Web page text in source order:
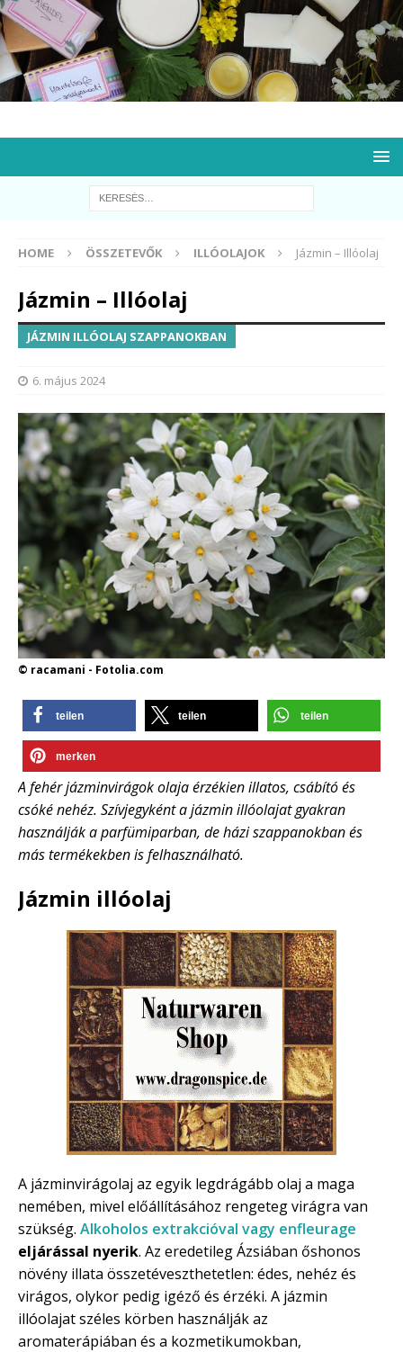
HOME ÖSSZETEVŐK ILLÓOLAJOK Jázmin – Illóolaj
Jázmin – Illóolaj
JÁZMIN ILLÓOLAJ SZAPPANOKBAN
6. május 2024
© racamani - Fotolia.com
teilen teilen teilen
merken
A fehér jázminvirágok olaja érzékien illatos, csábító és
csóké nehéz. Szívjegyként a jázmin illóolajat gyakran
használják a parfümiparban, de házi szappanokban és
más termékekben is felhasználható.
Jázmin illóolaj
A jázminvirágolaj az egyik legdrágább olaj a maga
nemében, mivel előállításához rengeteg virágra van
szükség. Alkoholos extrakcióval vagy enfleurage
eljárással nyerik. Az eredetileg Ázsiában őshonos
növény illata összetéveszthetetlen: édes, nehéz és
virágos, olykor pedig igéző és érzéki. A jázmin
illóolajat széles körben használják az
aromaterápiában és a kozmetikumokban,